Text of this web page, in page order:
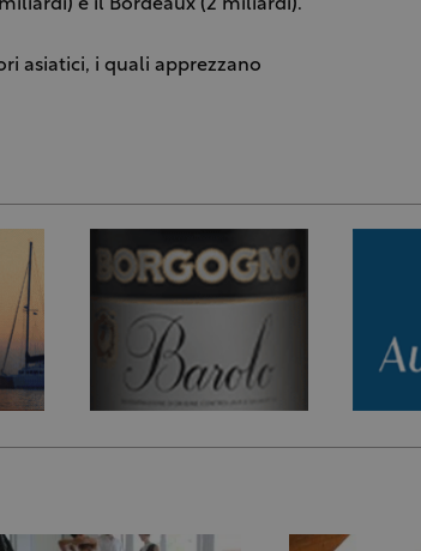
e il Bordeaux (2 miliardi).
asiatici, i quali apprezzano